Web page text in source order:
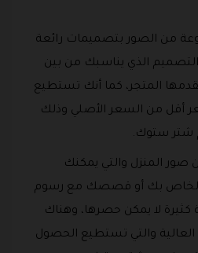
من الصور بتصميمات رائعة
الذي يناسبك من بين
المتجر، كما أنك تستطيع
أقل من السعر الأصلي وذلك
شتر ستوك.
صور المنزل والتي يمكنك
الخاص بك أو قصصك مع رسوم
كثيرة لا يمكن حصرها، وهناك
والتي تستطيع الحصول